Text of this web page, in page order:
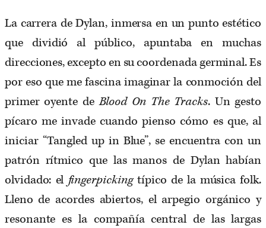
La carrera de Dylan, inmersa en un punto estético
que dividió al público, apuntaba en muchas
direcciones, excepto en su coordenada germinal. Es
por eso que me fascina imaginar la conmoción del
primer oyente deBlood On The Tracks. Un gesto
pícaro me invade cuando pienso cómo es que, al
iniciar “Tangled up in Blue”, se encuentra con un
patrón rítmico que las manos de Dylan habían
olvidado: el fingerpickingtípico de la música folk.
Lleno de acordes abiertos, el arpegio orgánico y
resonante es la compañía central de las largas